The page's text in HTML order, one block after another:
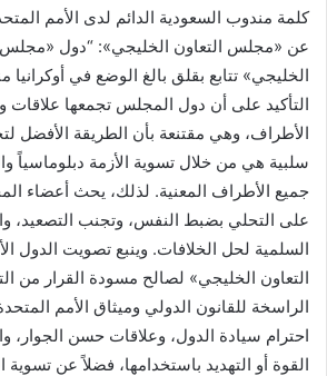
كلمة مندوب السعودية الدائم لدى الأمم
عن «مجلس التعاون الخليجي»: “دول «مجلس
الخليجي» تتابع بقلق بالغ الوضع في أوكرانيا
التأكيد على أن دول المجلس تجمعها علاقات
الأطراف، وهي مقتنعة بأن الطريقة الأفضل
سلبية هي من خلال تسوية الأزمة دبلوماسياً
جميع الأطراف المعنية. لذلك، يحث أعضاء
على التحلي بضبط النفس، وتجنب التصعيد،
السلمية لحل الخلافات. وينبع تصويت الدول
التعاون الخليجي» لصالح مسودة القرار من
الراسخة للقانون الدولي وميثاق الأمم
احترام سيادة الدول، وعلاقات حسن الجوار،
القوة أو التهديد باستخدامها، فضلاً عن تسوية